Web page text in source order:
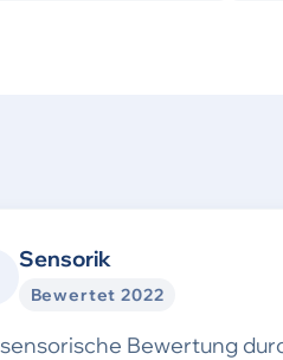
Sensorik
Bewertet 2022
Bewertung